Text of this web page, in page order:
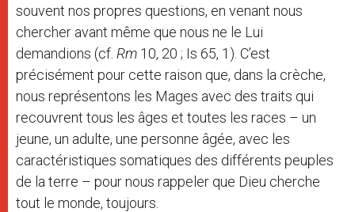
souvent nos propres questions, en venant nous
chercher avant même que nous ne le Lui
demandions (cf. Rm 10, 20 ; Is 65, 1). C’est
précisément pour cette raison que, dans la crèche,
nous représentons les Mages avec des traits qui
recouvrent tous les âges et toutes les races – un
jeune, un adulte, une personne âgée, avec les
caractéristiques somatiques des différents peuples
de la terre – pour nous rappeler que Dieu cherche
tout le monde, toujours.